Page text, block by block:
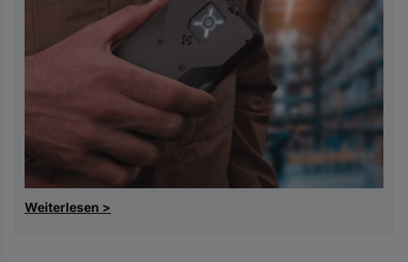
Weiterlesen >